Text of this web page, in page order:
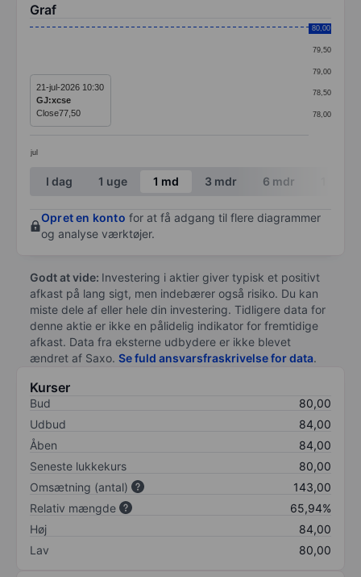
Graf
Chart
The chart has 1 X axis displaying categories.
The chart has 1 Y axis displaying values. Data ranges
jul
78,00
78,50
79,00
79,50
80,00
21-jul-2026 10:30
GJ:xcse
Close77,50
End of interactive chart.
I dag 1 uge 1 md 3 mdr 6 mdr
Opret en konto for at få adgang til flere diagrammer
og analyse værktøjer.
Godt at vide: Investering i aktier giver typisk et positivt
afkast på lang sigt, men indebærer også risiko. Du kan
miste dele af eller hele din investering. Tidligere data for
denne aktie er ikke en pålidelig indikator for fremtidige
afkast. Data fra eksterne udbydere er ikke blevet
ændret af Saxo. Se fuld ansvarsfraskrivelse for data.
Kurser
Bud
80,00
Udbud
84,00
Åben
84,00
Seneste lukkekurs
80,00
Omsætning (antal)
143,00
Relativ mængde
65,94%
Høj
84,00
Lav
80,00